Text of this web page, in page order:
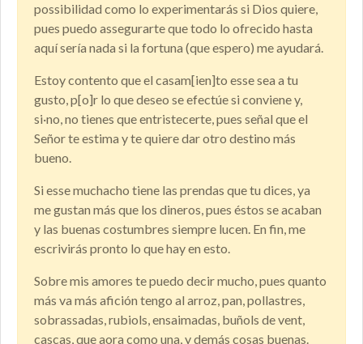
possibilidad como lo experimentarás si Dios quiere,
pues puedo assegurarte que todo lo ofrecido hasta
aquí sería nada si la fortuna (que espero) me ayudará.
Estoy contento que el casam[ien]to esse sea a tu
gusto, p[o]r lo que deseo se efectúe si conviene y,
si·no, no tienes que entristecerte, pues señal que el
Señor te estima y te quiere dar otro destino más
bueno.
Si esse muchacho tiene las prendas que tu dices, ya
me gustan más que los dineros, pues éstos se acaban
y las buenas costumbres siempre lucen. En fin, me
escrivirás pronto lo que hay en esto.
Sobre mis amores te puedo decir mucho, pues quanto
más va más afición tengo al arroz, pan, pollastres,
sobrassadas, rubiols, ensaimadas, buñols de vent,
cascas, que aora como una, y demás cosas buenas.